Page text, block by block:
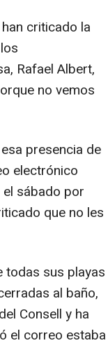
criticado la
Rafael Albert,
no vemos
presencia de
electrónico
sábado por
que no les
todas sus playas
al baño,
Consell y ha
el correo estaba